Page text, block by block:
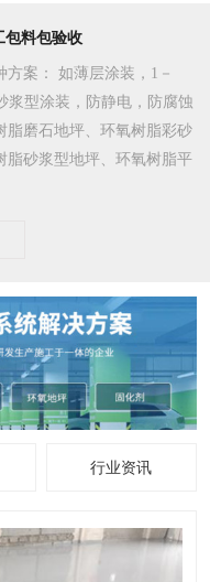
包料包验收
方案 ： 如薄层涂装，1－
浆型涂装，防静电，防腐蚀
脂磨石地坪、环氧树脂彩砂
脂砂浆型地坪、环氧树脂平
行业资讯